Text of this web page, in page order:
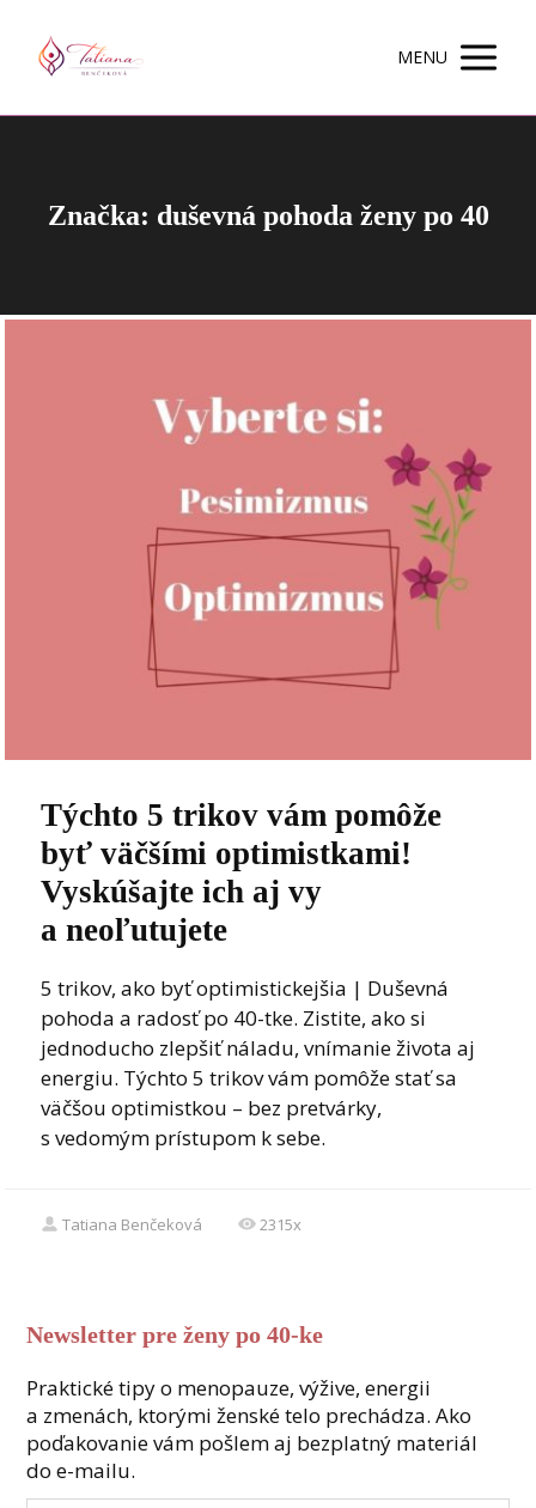
MENU
Značka: duševná pohoda ženy po 40
Týchto 5 trikov vám pomôže
byť väčšími optimistkami!
Vyskúšajte ich aj vy
a neoľutujete
5 trikov, ako byť optimistickejšia | Duševná
pohoda a radosť po 40-tke. Zistite, ako si
jednoducho zlepšiť náladu, vnímanie života aj
energiu. Týchto 5 trikov vám pomôže stať sa
väčšou optimistkou – bez pretvárky,
s vedomým prístupom k sebe.
Tatiana Benčeková 2315x
Newsletter pre ženy po 40-ke
Praktické tipy o menopauze, výžive, energii
a zmenách, ktorými ženské telo prechádza. Ako
poďakovanie vám pošlem aj bezplatný materiál
do e-mailu.